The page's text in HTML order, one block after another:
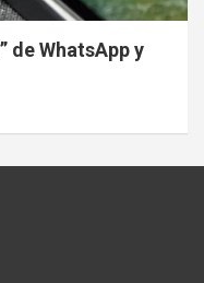
de WhatsApp y